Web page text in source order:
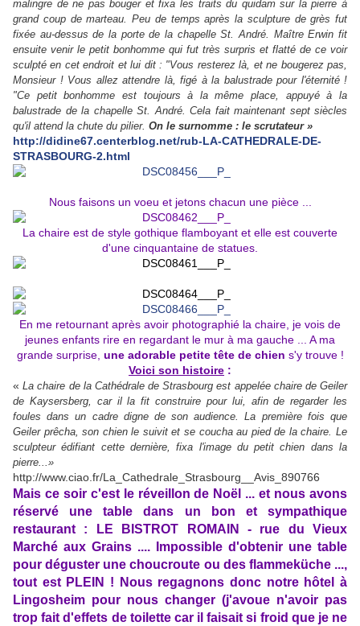
malingre de ne pas bouger et fixa les traits du quidam sur la pierre à
grand coup de marteau. Peu de temps après la sculpture de grès fut
fixée au-dessus de la porte de la chapelle St. André. Maître Erwin fit
ensuite venir le petit bonhomme qui fut très surpris et flatté de ce voir
sculpté en cet endroit et lui dit : "Vous resterez là, et ne bougerez pas,
Monsieur ! Vous allez attendre là, figé à la balustrade pour l'éternité !
"Ce petit bonhomme est toujours à la même place, appuyé à la
balustrade de la chapelle St. André. Cela fait maintenant sept siècles
qu'il attend la chute du pilier. On le surnomme : le scrutateur »
http://didine67.centerblog.net/rub-LA-CATHEDRALE-DE-
STRASBOURG-2.html
Nous faisons un voeu et jetons chacun une pièce ...
La chaire est de style gothique flamboyant et elle est couverte
d'une cinquantaine de statues.
En me retournant après avoir photographié la chaire, je vois de
jeunes enfants rire en regardant le mur à ma gauche ... A ma
grande surprise, une adorable petite tête de chien s'y trouve !
Voici son histoire :
«La chaire de la Cathédrale de Strasbourg est appelée chaire de Geiler
de Kaysersberg, car il la fit construire pour lui, afin de regarder les
foules dans un cadre digne de son audience. La première fois que
Geiler prêcha, son chien le suivit et se coucha au pied de la chaire. Le
sculpteur édifiant cette dernière, fixa l'image du petit chien dans la
pierre...»
http://www.ciao.fr/La_Cathedrale_Strasbourg__Avis_890766
Mais ce soir c'est le réveillon de Noël ... et nous avons
réservé une table dans un bon et sympathique
restaurant : LE BISTROT ROMAIN - rue du Vieux
Marché aux Grains .... Impossible d'obtenir une table
pour déguster une choucroute ou des flammeküche ...,
tout est PLEIN ! Nous regagnons donc notre hôtel à
Lingosheim pour nous changer (j'avoue n'avoir pas
trop fait d'effets de toilette car il faisait si froid que je ne